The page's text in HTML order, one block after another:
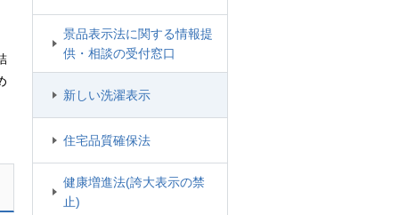
景品表示法に関する情報提
供・相談の受付窓口
新しい洗濯表示
住宅品質確保法
健康増進法(誇大表示の禁
止)